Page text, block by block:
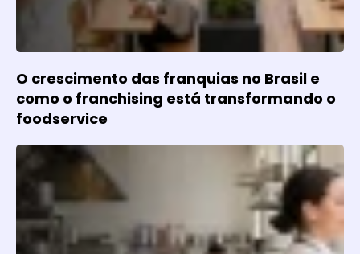
O crescimento das franquias no Brasil e
como o franchising está transformando o
foodservice